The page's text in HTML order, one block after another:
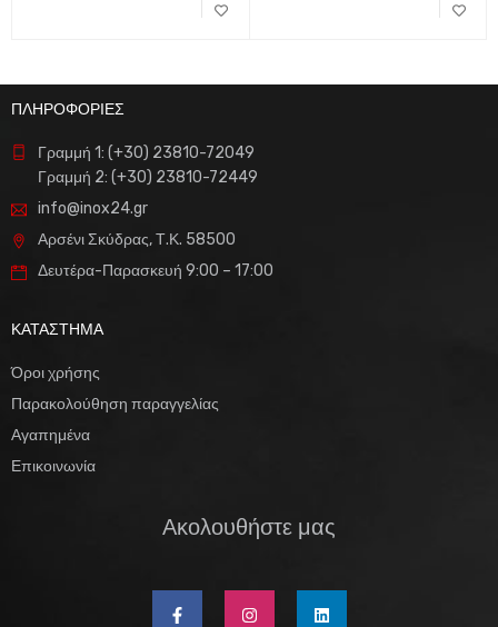
ΠΛΗΡΟΦΟΡΙΕΣ
Γραμμή 1: (+30) 23810-72049
Γραμμή 2: (+30) 23810-72449
info@inox24.gr
Αρσένι Σκύδρας, Τ.Κ. 58500
Δευτέρα-Παρασκευή 9:00 – 17:00
ΚΑΤΑΣΤΗΜΑ
Όροι χρήσης
Παρακολούθηση παραγγελίας
Αγαπημένα
Επικοινωνία
Ακολουθήστε μας